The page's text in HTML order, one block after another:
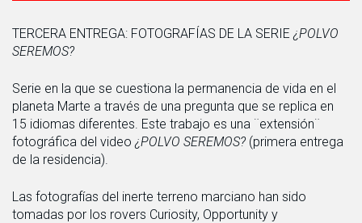
TERCERA ENTREGA: FOTOGRAFÍAS DE LA SERIE ¿POLVO
SEREMOS?
Serie en la que se cuestiona la permanencia de vida en el
planeta Marte a través de una pregunta que se replica en
15 idiomas diferentes. Este trabajo es una ¨extensión¨
fotográfica del video ¿POLVO SEREMOS? (primera entrega
de la residencia).
Las fotografías del inerte terreno marciano han sido
tomadas por los rovers Curiosity, Opportunity y